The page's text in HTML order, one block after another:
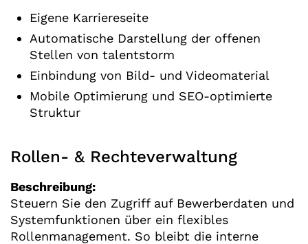
Eigene Karriereseite
Automatische Darstellung der offenen
Stellen von talentstorm
Einbindung von Bild- und Videomaterial
Mobile Optimierung und SEO-optimierte
Struktur
Rollen- & Rechteverwaltung
Beschreibung:
Steuern Sie den Zugriff auf Bewerberdaten und
Systemfunktionen über ein flexibles
Rollenmanagement. So bleibt die interne